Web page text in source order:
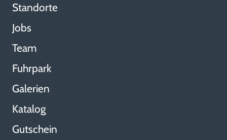
Standorte
Jobs
Team
Fuhrpark
Galerien
Katalog
Gutschein